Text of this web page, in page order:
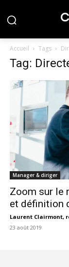
Accueil Tags
Tag:
Manager & diriger
Zoom sur le
et définition
Laurent Clairmont,
-
23 août 2019